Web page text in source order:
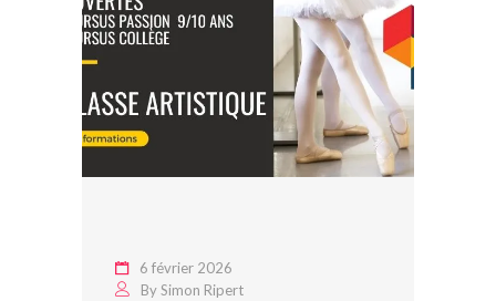
6 février 2026
BySimon Ripert